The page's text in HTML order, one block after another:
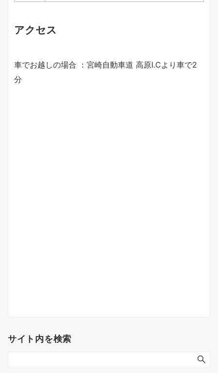
アクセス
車でお越しの場合 ：宮崎自動車道 高原I.Cより車で2
分
サイト内を検索